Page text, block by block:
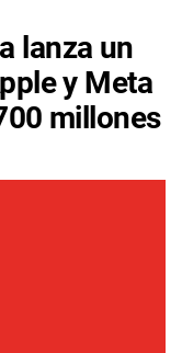
lanza un
y Meta
millones